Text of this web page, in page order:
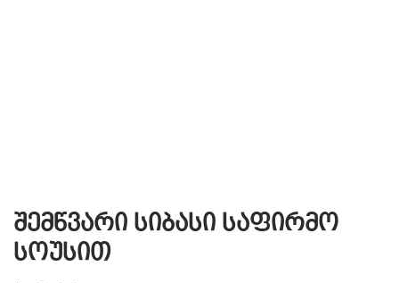
შემწვარი სიბასი საფირმო
სოუსით